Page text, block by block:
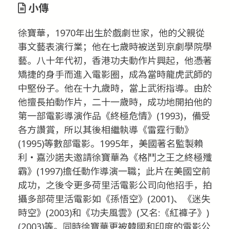
小傳
徐寶華，1970年出生於戲劇世家，他的父親從
事文藝表演行業；他在七歲時被送到京劇學院學
藝。八十年代初，香港功夫動作片興起，他憑著
矯捷的身手而進入電影圈，成為當時龍虎武師的
中堅份子。他在十九歲時，當上武術指導。由於
他擅長拍動作片，二十一歲時，成功地開拍他的
第一部電影導演作品《終極危情》(1993)，備受
各方讚賞，所以其後相繼執導《雷霆行動》
(1995)等數部電影。1995年，美國著名監製賴
利‧嘉沙諾夫邀請徐寶華為《格鬥之王之終極殲
霸》(1997)擔任動作導演一職；此片在美國空前
成功，之後令更多荷里活電影公司向他招手，拍
攝多部荷里活電影如《孫悟空》(2001)、《迷失
時空》(2003)和《功夫風雲》(又名:《紅褲子》)
(2003)等。同時徐寶華更被韓國和印度的電影公